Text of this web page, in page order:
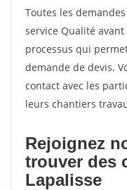
Toutes les
service Qualité
processus qui
demande de devis.
contact avec les
leurs chantiers
Rejoignez
trouver des
Lapalisse